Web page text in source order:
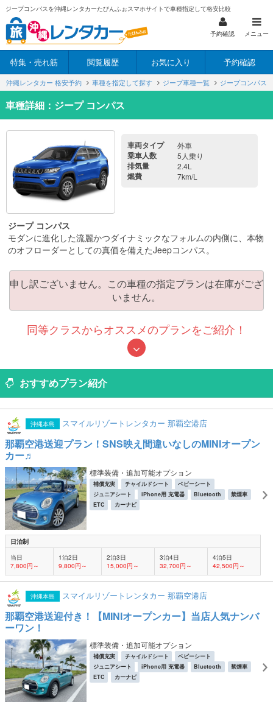
ジープコンパスを沖縄レンタカーたびんふぉスマホサイトで車種指定して格安比較
予約確認 メニュー
特集・売れ筋 閲覧履歴 お気に入り 予約確認
沖縄レンタカー 格安予約 車種を指定して探す ジープ車種一覧 ジープコンパス
車種詳細：ジープ コンパス
車両タイプ 外車
乗車人数 5人乗り
排気量 2.4L
燃費 7km/L
ジープ コンパス
モダンに進化した流麗かつダイナミックなフォルムの内側に、本物
のオフローダーとしての真価を備えたJeepコンパス。
申し訳ございません。この車種の指定プランは在庫がござ
いません。
同等クラスからオススメのプランをご紹介！
おすすめプラン紹介
沖縄本島 スマイルリゾートレンタカー 那覇空港店
那覇空港送迎プラン！SNS映え間違いなしのMINIオープン
カー♬
標準装備・追加可能オプション
補償充実 チャイルドシート
ベビーシート
ジュニアシート
iPhone用 充電器 Bluetooth
禁煙車
ETC
カーナビ
日泊制
当日
7,800円～
1泊2日
9,800円～
2泊3日
15,000円～
3泊4日
32,700円～
4泊5日
42,500円～
沖縄本島 スマイルリゾートレンタカー 那覇空港店
那覇空港送迎付き！【MINIオープンカー】当店人気ナンバ
ーワン！
標準装備・追加可能オプション
補償充実 チャイルドシート
ベビーシート
ジュニアシート
iPhone用 充電器 Bluetooth
禁煙車
ETC
カーナビ